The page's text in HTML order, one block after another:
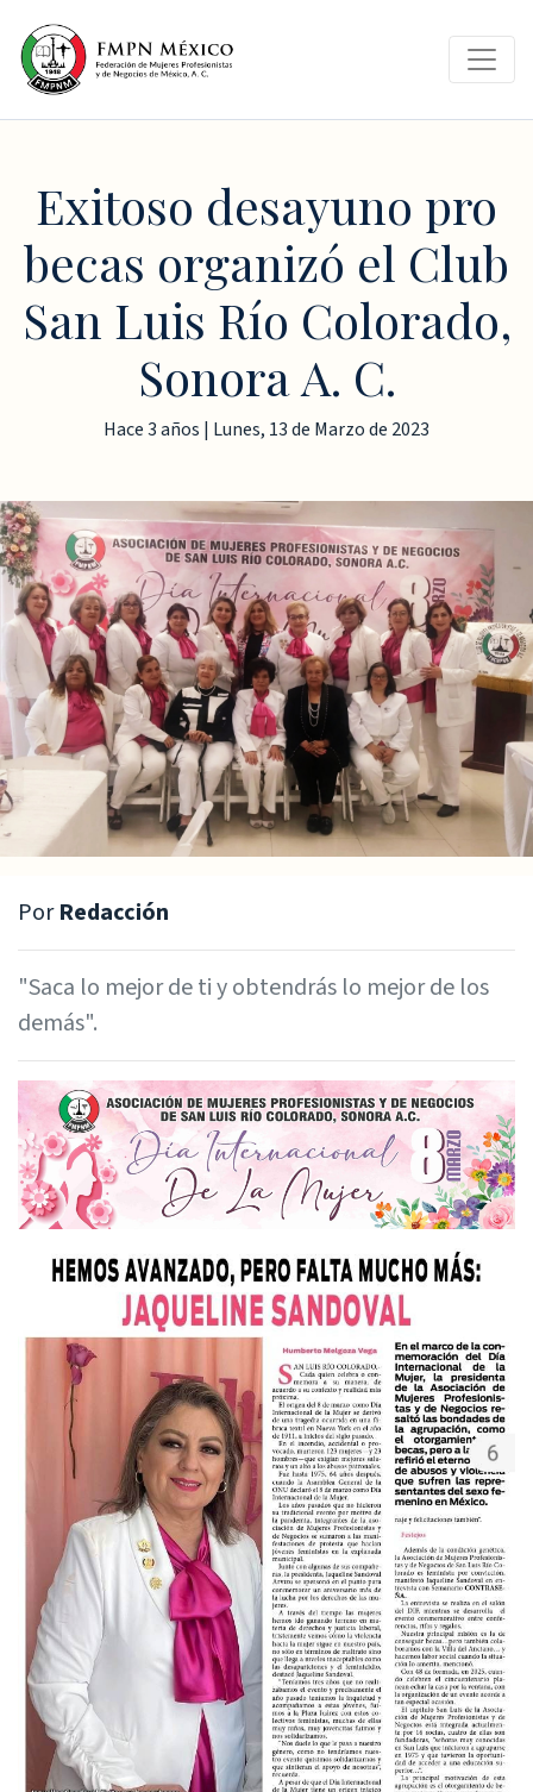
Exitoso desayuno pro
becas organizó el Club
San Luis Río Colorado,
Sonora A. C.
Hace 3 años | Lunes, 13 de Marzo de 2023
PorRedacción
"Saca lo mejor de ti y obtendrás lo mejor de los
demás".